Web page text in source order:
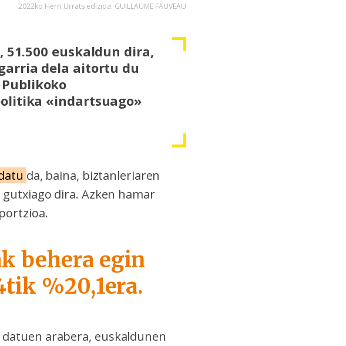
2022ko Herri Urrats edizioa. GUILLAUME FAUVEAU
euskaldun dira,
dela aitortu du
«indartsuago»
da, baina, biztanleriaren
dira. Azken hamar
behera egin
%20,1era.
arabera, euskaldunen